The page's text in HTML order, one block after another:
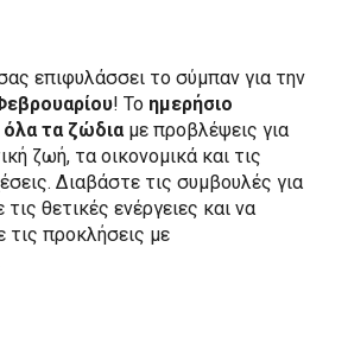
επιφυλάσσει το σύμπαν για την
! Το ημερήσιο
όλα τα ζώδιαμε προβλέψεις για
ζωή, τα οικονομικά και τις
Διαβάστε τις συμβουλές για
θετικές ενέργειες και να
τις προκλήσεις με